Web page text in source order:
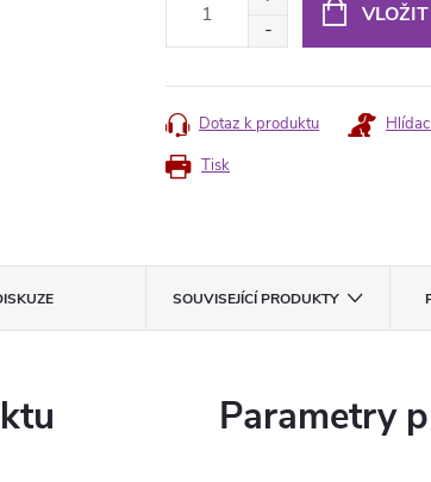
Tisk
Dotaz k produktu
SOUVISEJÍCÍ PRODUKTY
Parametry